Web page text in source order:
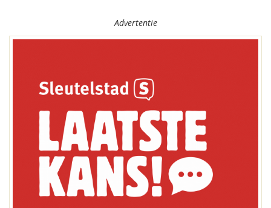
Advertentie